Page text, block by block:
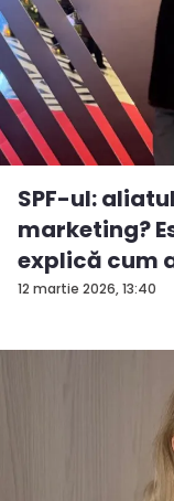
12 martie 2026, 13:40
SPF-ul:
marketing?
explică cum
so...